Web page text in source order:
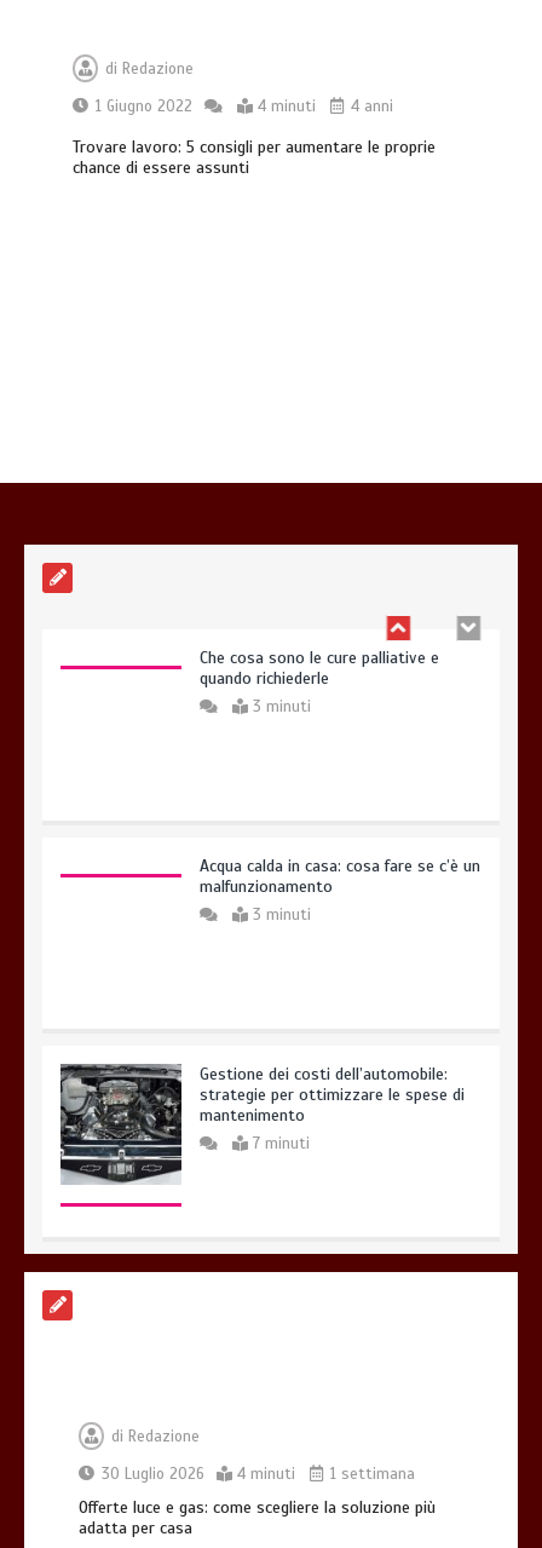
di Redazione
1 Giugno 2022
4 minuti 4 anni
Trovare lavoro: 5 consigli per aumentare le proprie
chance di essere assunti
Che cosa sono le cure palliative e
quando richiederle
3 minuti
Acqua calda in casa: cosa fare se c’è un
malfunzionamento
3 minuti
Gestione dei costi dell’automobile:
strategie per ottimizzare le spese di
mantenimento
7 minuti
quando richiederle
di Redazione
30 Luglio 2026
4 minuti 1 settimana
Offerte luce e gas: come scegliere la soluzione più
adatta per casa